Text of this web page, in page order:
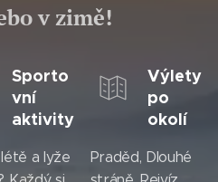
v zimě!
Sporto
vní
aktivity
a lyže
Výlety
po
okolí
Praděd, Dlouhé